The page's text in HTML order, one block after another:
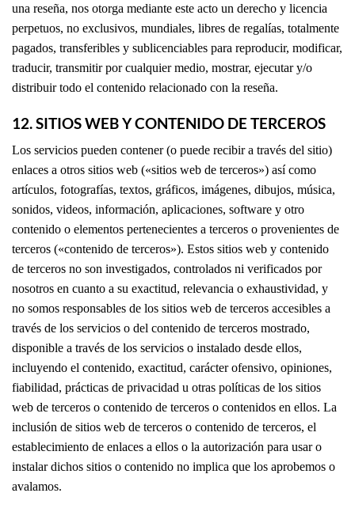
una reseña, nos otorga mediante este acto un derecho y licencia
perpetuos, no exclusivos, mundiales, libres de regalías, totalmente
pagados, transferibles y sublicenciables para reproducir, modificar,
traducir, transmitir por cualquier medio, mostrar, ejecutar y/o
distribuir todo el contenido relacionado con la reseña.
12. SITIOS WEB Y CONTENIDO DE TERCEROS
Los servicios pueden contener (o puede recibir a través del sitio)
enlaces a otros sitios web («sitios web de terceros») así como
artículos, fotografías, textos, gráficos, imágenes, dibujos, música,
sonidos, videos, información, aplicaciones, software y otro
contenido o elementos pertenecientes a terceros o provenientes de
terceros («contenido de terceros»). Estos sitios web y contenido
de terceros no son investigados, controlados ni verificados por
nosotros en cuanto a su exactitud, relevancia o exhaustividad, y
no somos responsables de los sitios web de terceros accesibles a
través de los servicios o del contenido de terceros mostrado,
disponible a través de los servicios o instalado desde ellos,
incluyendo el contenido, exactitud, carácter ofensivo, opiniones,
fiabilidad, prácticas de privacidad u otras políticas de los sitios
web de terceros o contenido de terceros o contenidos en ellos. La
inclusión de sitios web de terceros o contenido de terceros, el
establecimiento de enlaces a ellos o la autorización para usar o
instalar dichos sitios o contenido no implica que los aprobemos o
avalamos.